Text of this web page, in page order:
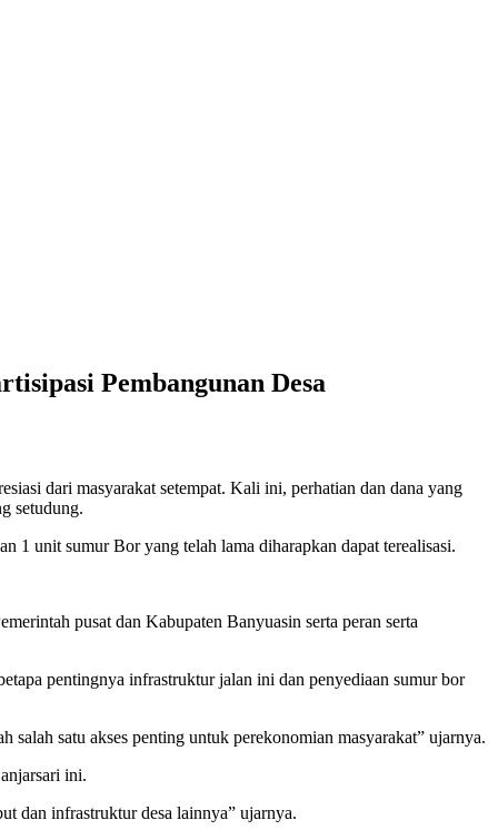
Pembangunan Desa
dari masyarakat setempat. Kali ini, perhatian dan dana yang
setudung.
1 unit sumur Bor yang telah lama diharapkan dapat terealisasi.
pusat dan Kabupaten Banyuasin serta peran serta
pentingnya infrastruktur jalan ini dan penyediaan sumur bor
salah satu akses penting untuk perekonomian masyarakat” ujarnya.
ini.
dan infrastruktur desa lainnya” ujarnya.